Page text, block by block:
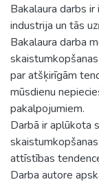
Bakalaura darbs
industrija un tās
Bakalaura darba
par atšķirīgām
mūsdienu
pakalpojumiem.
Darbā ir aplūkota
attīstības
Darba autore